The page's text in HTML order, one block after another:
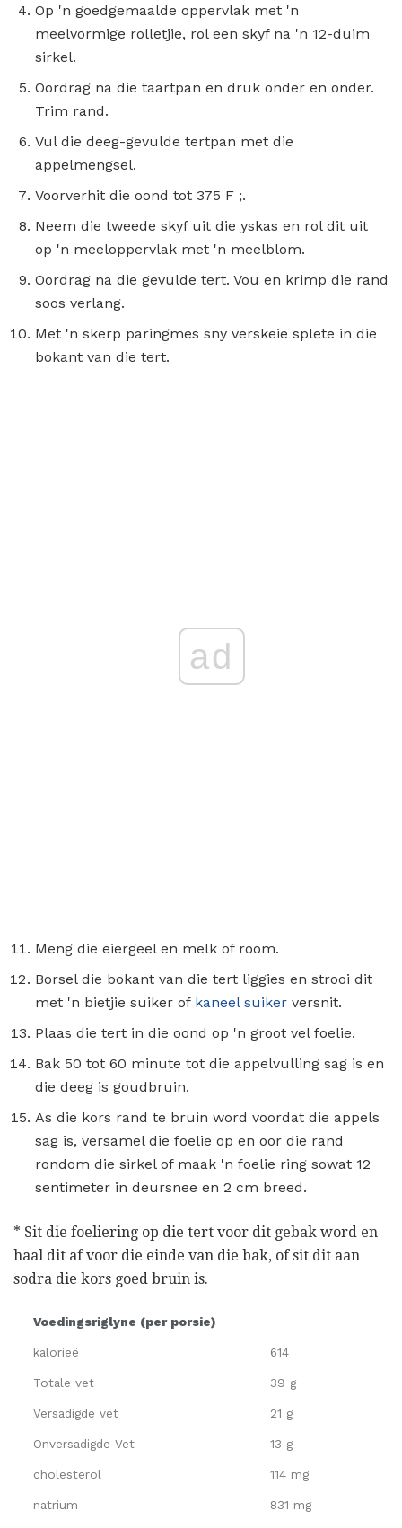
Op 'n goedgemaalde oppervlak met 'n
meelvormige rolletjie, rol een skyf na 'n 12-duim
sirkel.
Oordrag na die taartpan en druk onder en onder.
Trim rand.
Vul die deeg-gevulde tertpan met die
appelmengsel.
Voorverhit die oond tot 375 F ;.
Neem die tweede skyf uit die yskas en rol dit uit
op 'n meeloppervlak met 'n meelblom.
Oordrag na die gevulde tert. Vou en krimp die rand
soos verlang.
Met 'n skerp paringmes sny verskeie splete in die
bokant van die tert.
ad
Meng die eiergeel en melk of room.
Borsel die bokant van die tert liggies en strooi dit
met 'n bietjie suiker of kaneel suiker versnit.
Plaas die tert in die oond op 'n groot vel foelie.
Bak 50 tot 60 minute tot die appelvulling sag is en
die deeg is goudbruin.
As die kors rand te bruin word voordat die appels
sag is, versamel die foelie op en oor die rand
rondom die sirkel of maak 'n foelie ring sowat 12
sentimeter in deursnee en 2 cm breed.
* Sit die foeliering op die tert voor dit gebak word en
haal dit af voor die einde van die bak, of sit dit aan
sodra die kors goed bruin is.
Voedingsriglyne (per porsie)
kalorieë 614
Totale vet 39 g
Versadigde vet 21 g
Onversadigde Vet 13 g
cholesterol 114 mg
natrium 831 mg